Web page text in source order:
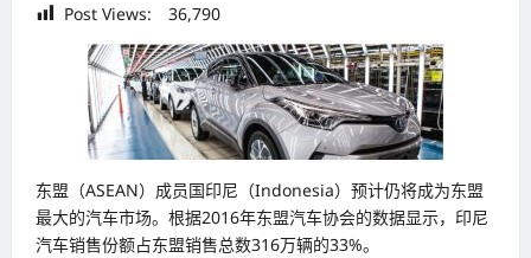
Post Views: 36,790
东盟（ASEAN）成员国印尼（Indonesia）预计仍将成为东盟
最大的汽车市场。根据2016年东盟汽车协会的数据显示，印尼
汽车销售份额占东盟销售总数316万辆的33%。